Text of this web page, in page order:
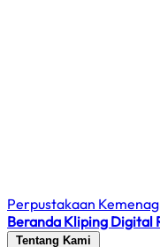
Perpustakaan Kemenag
Beranda Kliping Digital
Tentang Kami